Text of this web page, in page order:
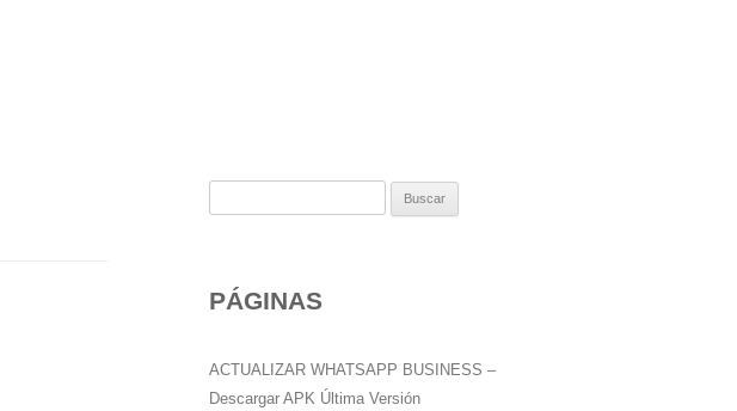
a
:
PÁGINAS
ACTUALIZAR WHATSAPP BUSINESS –
Descargar APK Última Versión